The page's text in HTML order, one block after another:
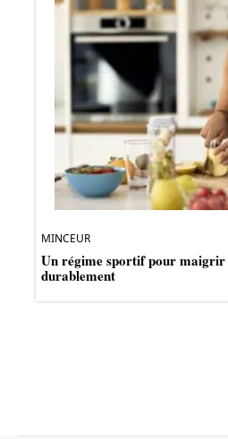
MINCEUR
Un régime sportif pour maigrir
durablement